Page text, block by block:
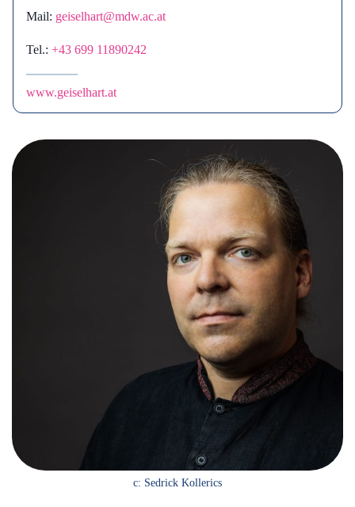
Mail: geiselhart@mdw.ac.at
Tel.: +43 699 11890242
www.geiselhart.at
c: Sedrick Kollerics